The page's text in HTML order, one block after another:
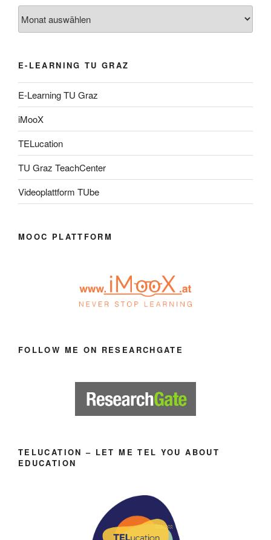
E-LEARNING TU GRAZ
E-Learning TU Graz
iMooX
TELucation
TU Graz TeachCenter
Videoplattform TUbe
MOOC PLATTFORM
FOLLOW ME ON RESEARCHGATE
TELUCATION – LET ME TEL YOU ABOUT
EDUCATION